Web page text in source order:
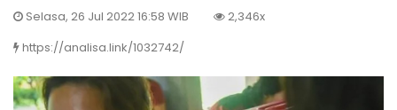
Selasa, 26 Jul 2022 16:58 WIB
2,346x
https://analisa.link/1032742/